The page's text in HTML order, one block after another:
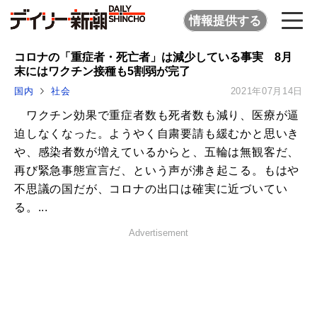
情報提供する
コロナの「重症者・死亡者」は減少している事実 8月
末にはワクチン接種も5割弱が完了
国内 社会 2021年07月14日
ワクチン効果で重症者数も死者数も減り、医療が逼
迫しなくなった。ようやく自粛要請も緩むかと思いき
や、感染者数が増えているからと、五輪は無観客だ、
再び緊急事態宣言だ、という声が沸き起こる。もはや
不思議の国だが、コロナの出口は確実に近づいてい
る。...
Advertisement